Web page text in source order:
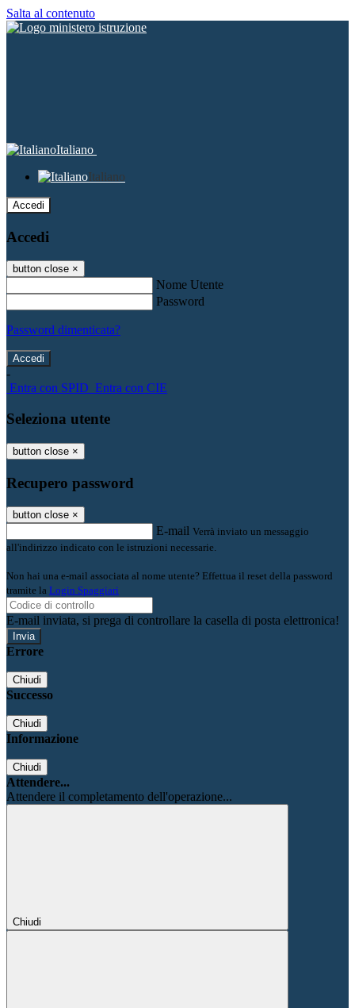
Salta al contenuto
Italiano
Italiano
Accedi
Accedi
button close ×
Nome Utente
Password
Password dimenticata?
-
Entra con SPID Entra con CIE
Seleziona utente
button close ×
Recupero password
button close ×
E-mail Verrà inviato un messaggio
all'indirizzo indicato con le istruzioni necessarie.
Non hai una e-mail associata al nome utente? Effettua il reset della password
tramite la Login Spaggiari
E-mail inviata, si prega di controllare la casella di posta elettronica!
Errore
Chiudi
Successo
Chiudi
Informazione
Chiudi
Attendere...
Attendere il completamento dell'operazione...
Chiudi